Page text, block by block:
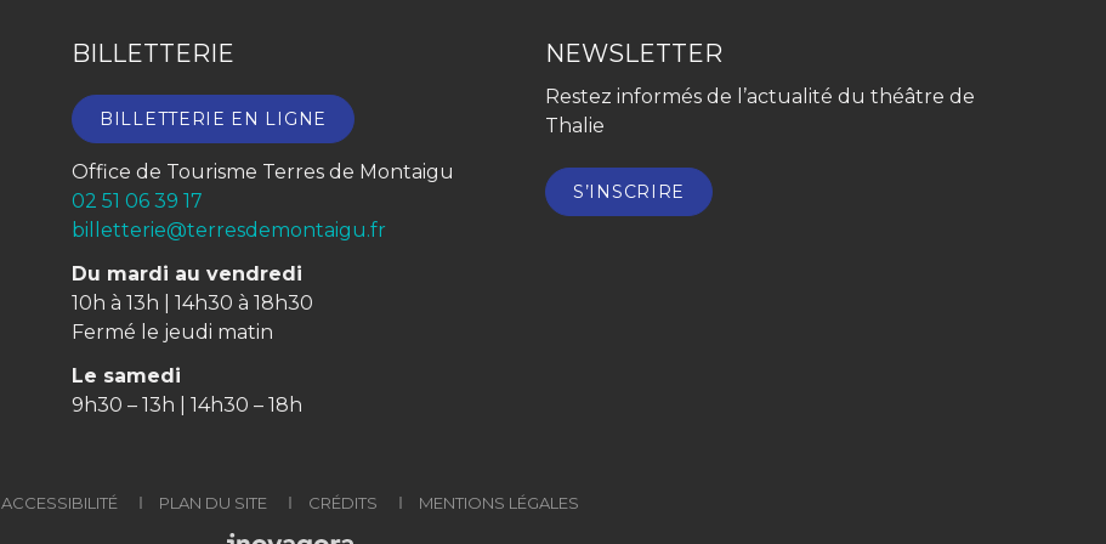
BILLETTERIE
BILLETTERIE EN LIGNE
Office de Tourisme Terres de Montaigu
02 51 06 39 17
billetterie@terresdemontaigu.fr
Du mardi au vendredi
10h à 13h | 14h30 à 18h30
Fermé le jeudi matin
Le samedi
9h30 – 13h | 14h30 – 18h
NEWSLETTER
Restez informés de l’actualité du théâtre de
Thalie
S’INSCRIRE
ACCESSIBILITÉ PLAN DU SITE CRÉDITS MENTIONS LÉGALES